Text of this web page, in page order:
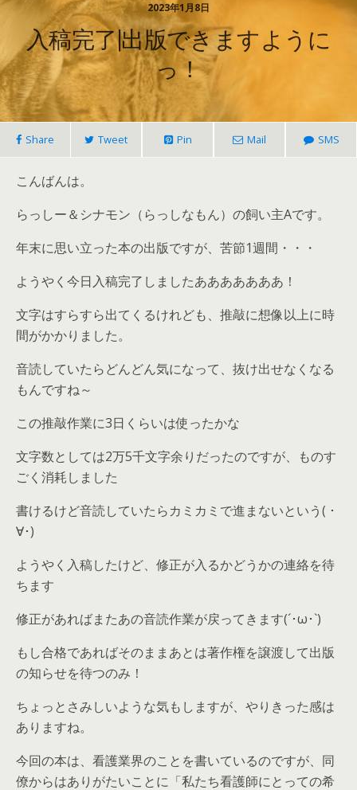
2023年1月8日
入稿完了|出版できますように
っ！
Share Tweet Pin Mail SMS
こんばんは。
らっしー＆シナモン（らっしなもん）の飼い主Aです。
年末に思い立った本の出版ですが、苦節1週間・・・
ようやく今日入稿完了しましたあああああああ！
文字はすらすら出てくるけれども、推敲に想像以上に時
間がかかりました。
音読していたらどんどん気になって、抜け出せなくなる
もんですね～
この推敲作業に3日くらいは使ったかな
文字数としては2万5千文字余りだったのですが、ものす
ごく消耗しました
書けるけど音読していたらカミカミで進まないという( ･
∀･)
ようやく入稿したけど、修正が入るかどうかの連絡を待
ちます
修正があればまたあの音読作業が戻ってきます(´･ω･`)
もし合格であればそのままあとは著作権を譲渡して出版
の知らせを待つのみ！
ちょっとさみしいような気もしますが、やりきった感は
ありますね。
今回の本は、看護業界のことを書いているのですが、同
僚からはありがたいことに「私たち看護師にとっての希